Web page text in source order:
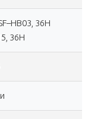
36H
36H